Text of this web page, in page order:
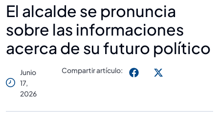
El alcalde se pronuncia
sobre las informaciones
acerca de su futuro político
Junio
17,
2026
Compartir artículo: